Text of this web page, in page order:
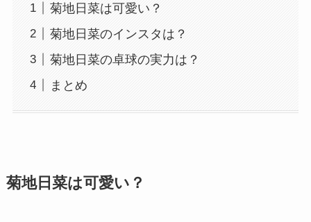
菊地日菜は可愛い？
菊地日菜のインスタは？
菊地日菜の卓球の実力は？
まとめ
菊地日菜は可愛い？